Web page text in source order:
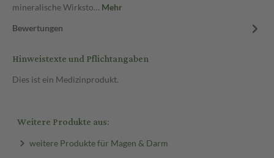
mineralische Wirksto… Mehr
Bewertungen
Hinweistexte und Pflichtangaben
Dies ist ein Medizinprodukt.
Weitere Produkte aus:
weitere Produkte für Magen & Darm